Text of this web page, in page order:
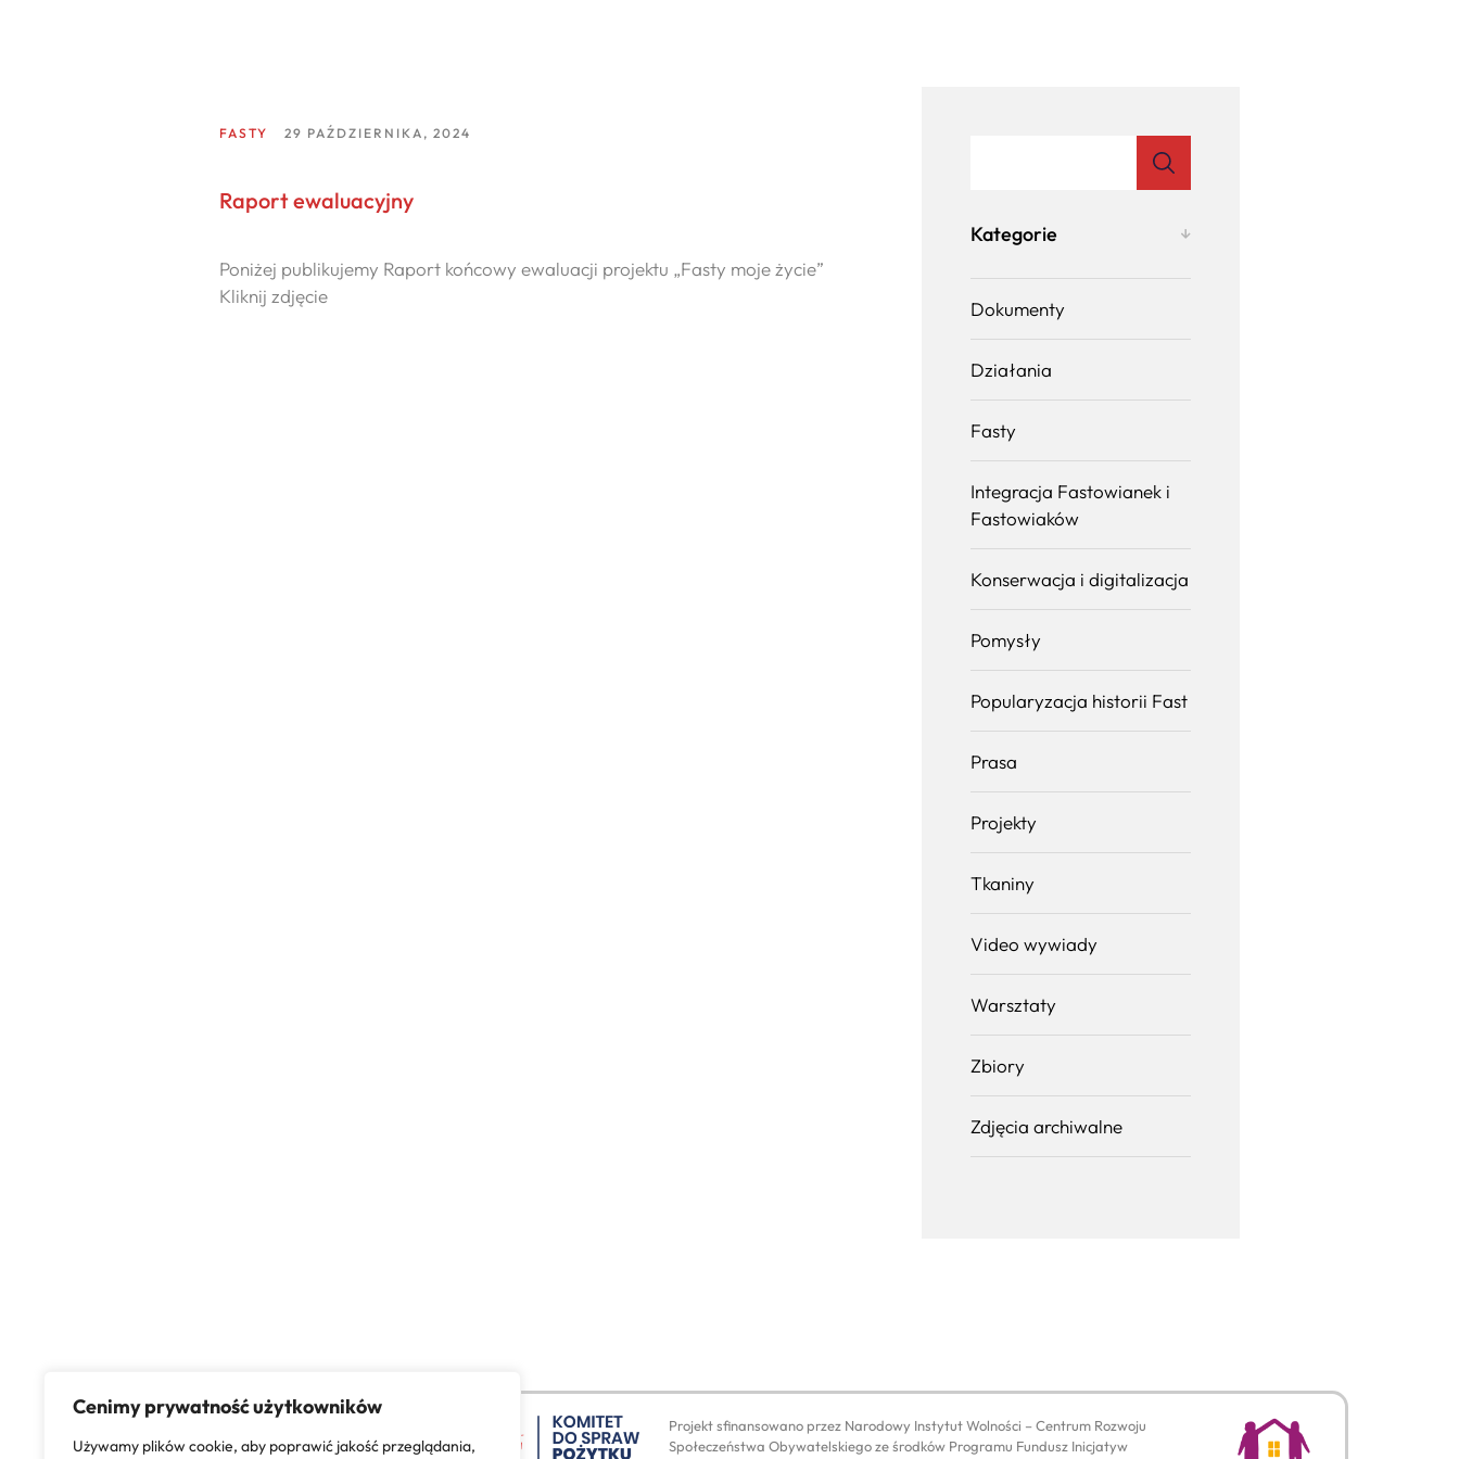
Cenimy prywatność użytkowników
Używamy plików cookie, aby poprawić jakość przeglądania,
FASTY 29 PAŹDZIERNIKA, 2024
Raport ewaluacyjny
Poniżej publikujemy Raport końcowy ewaluacji projektu „Fasty moje życie”
Kliknij zdjęcie
Kategorie
Dokumenty
Działania
Fasty
Integracja Fastowianek i
Fastowiaków
Konserwacja i digitalizacja
Pomysły
Popularyzacja historii Fast
Prasa
Projekty
Tkaniny
Video wywiady
Warsztaty
Zbiory
Zdjęcia archiwalne
Projekt sfinansowano przez Narodowy Instytut Wolności – Centrum Rozwoju
Społeczeństwa Obywatelskiego ze środków Programu Fundusz Inicjatyw